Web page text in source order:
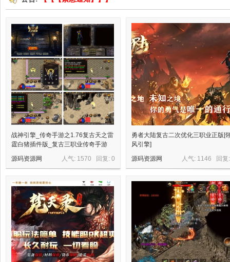
战神引擎_传奇手游之1.76复古天之雷
霆白猪插件版_复古三职业传奇手游
人气: 1570 回复: 0
源码资源网
勇者大陆复古二次优化三职业正版[
风引擎]
人气: 1146 回
源码资源网